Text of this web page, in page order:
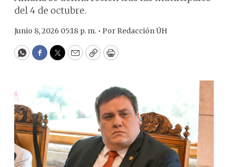
del 4 de octubre.
Junio 8, 2026 05:18 p. m. • Por Redacción ÚH
WhatsApp
Facebook
Twitter
EmailCopyPrint